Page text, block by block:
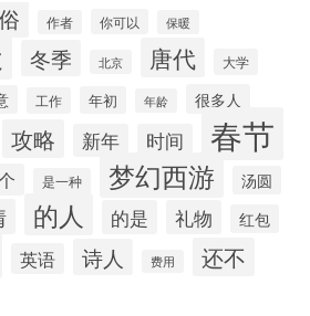
作者 你可以 保暖
冬季 北京 唐代 大学
工作 年初 年龄 很多人
攻略 新年 时间 春节
是一种 梦幻西游 汤圆
的人 的是 礼物 红包
英语 诗人 费用 还不